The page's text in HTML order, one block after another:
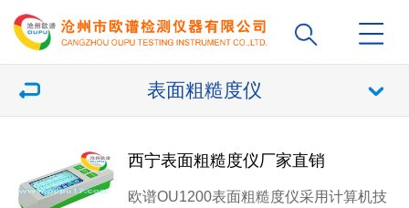
表面粗糙度仪
西宁表面粗糙度仪厂家直销
欧谱OU1200表面粗糙度仪采用计算机技